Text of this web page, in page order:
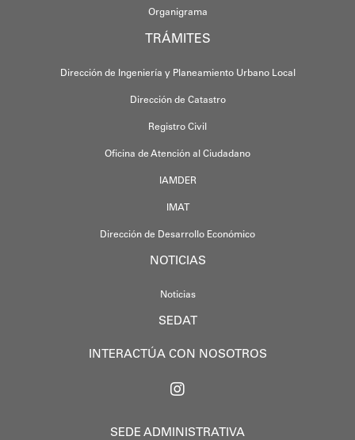
Organigrama
TRÁMITES
Dirección de Ingeniería y Planeamiento Urbano Local
Dirección de Catastro
Registro Civil
Oficina de Atención al Ciudadano
IAMDER
IMAT
Dirección de Desarrollo Económico
NOTICIAS
Noticias
SEDAT
INTERACTÚA CON NOSOTROS
SEDE ADMINISTRATIVA